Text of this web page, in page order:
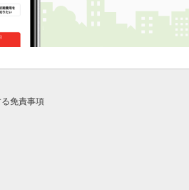
免責事項